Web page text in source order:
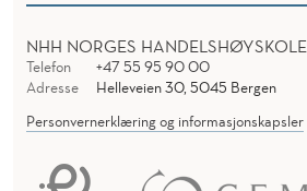
NHH NORGES HANDELSHØYSKOLE
Telefon
+47 55 95 90 00
Adresse
Helleveien 30, 5045 Bergen
Personvernerklæring og informasjonskapsler